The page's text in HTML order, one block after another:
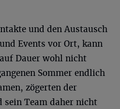
und den Austausch
Events vor Ort, kann
Dauer wohl nicht
Sommer endlich
zögerten der
Team daher nicht